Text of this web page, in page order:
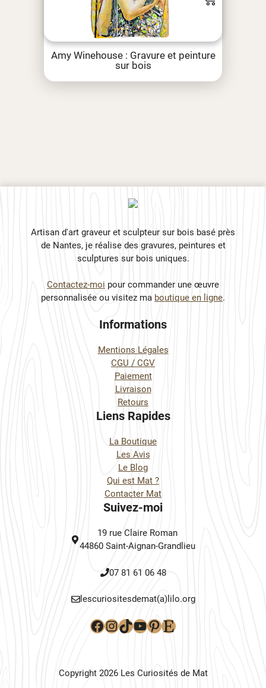
Amy Winehouse : Gravure et peinture
sur bois
Artisan d'art graveur et sculpteur sur bois basé près
de Nantes, je réalise des gravures, peintures et
sculptures sur bois uniques.
Contactez-moi pour commander une œuvre
personnalisée ou visitez ma boutique en ligne.
Informations
Mentions Légales
CGU / CGV
Paiement
Livraison
Retours
Liens Rapides
La Boutique
Les Avis
Le Blog
Qui est Mat ?
Contacter Mat
Suivez-moi
19 rue Claire Roman
44860 Saint-Aignan-Grandlieu
07 81 61 06 48
lescuriositesdemat(a)lilo.org
Facebook
Instagram
TikTok
YouTube
Pinterest
Etsy
Copyright 2026 Les Curiosités de Mat